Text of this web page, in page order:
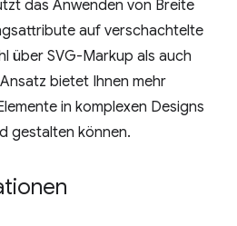
das Anwenden von Breite
auf verschachtelte
über SVG-Markup als auch
bietet Ihnen mehr
in komplexen Designs
gestalten können.